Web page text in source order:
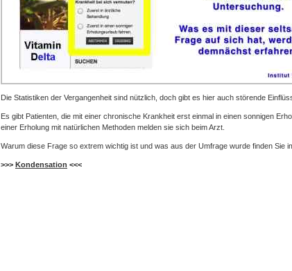
Die Statistiken der Vergangenheit sind nützlich, doch gibt es hier auch störende
Es gibt Patienten, die mit einer chronische Krankheit erst einmal in einen sonnigen
einer Erholung mit natürlichen Methoden melden sie sich beim Arzt.
Warum diese Frage so extrem wichtig ist und was aus der Umfrage wurde finden Sie
>>> Kondensation <<<